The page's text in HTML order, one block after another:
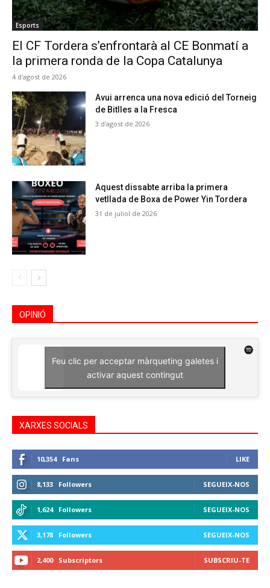
Esports
El CF Tordera s’enfrontarà al CE Bonmatí a
la primera ronda de la Copa Catalunya
4 d'agost de 2026
Avui arrenca una nova edició del Torneig
de Bitlles a la Fresca
3 d'agost de 2026
Aquest dissabte arriba la primera
vetllada de Boxa de Power Yin Tordera
31 de juliol de 2026
OPINIÓ
Feu clic per acceptar màrqueting galetes i
activar aquest contingut
XARXES SOCIALS
10,354 Fans LIKE
8,133 Followers SEGUEIX-NOS
1,624 Followers SEGUEIX-NOS
3,178 Followers SEGUEIX-NOS
2,400 Subscriptors SUBSCRIU-TE